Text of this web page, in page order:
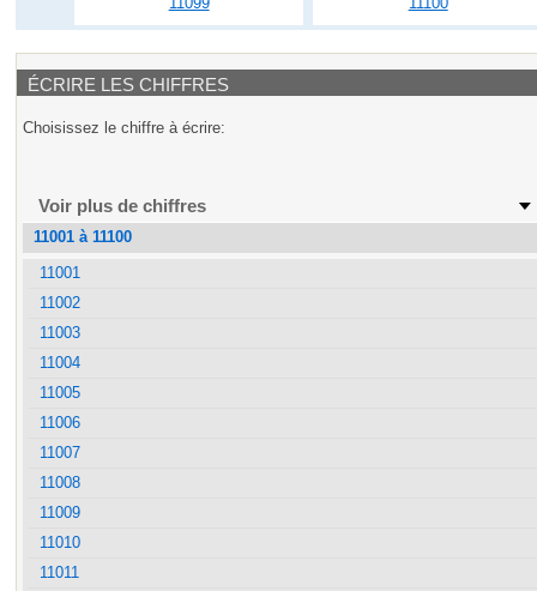
ÉCRIRE LES CHIFFRES
Choisissez le chiffre à écrire:
Voir plus de chiffres
11001 à 11100
11001
11002
11003
11004
11005
11006
11007
11008
11009
11010
11011